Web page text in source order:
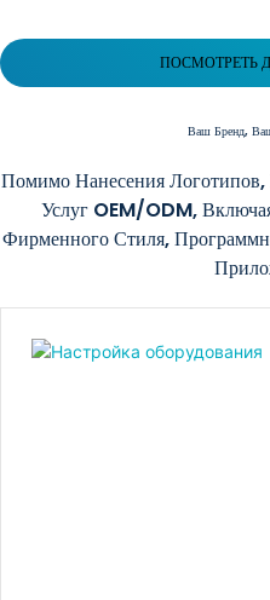
ПОСМОТРЕТЬ
ВашБренд,
Помимо Нанесения
Услуг OEM/ODM,
Фирменного Стиля,